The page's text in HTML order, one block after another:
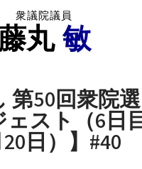
衆議院議員
丸敏
第50回衆院
スト（6日
日）】#40